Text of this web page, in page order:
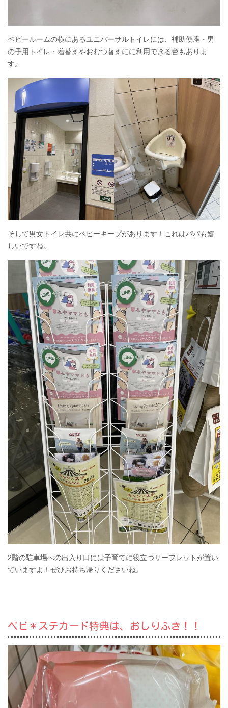
ベビールームの横にあるユニバーサルトイレには、補助便座・男
の子用トイレ・着替えやおむつ替えにに利用できる台もありま
す。
そして男女トイレ共にベビーキープがあります！これはパパも嬉
しいですね。
2階の駐車場への出入り口には子育てに役立つリーフレットが置い
ていますよ！ぜひお持ち帰りくださいね。
ベビ＊ステカード特典は、おしりふき！！